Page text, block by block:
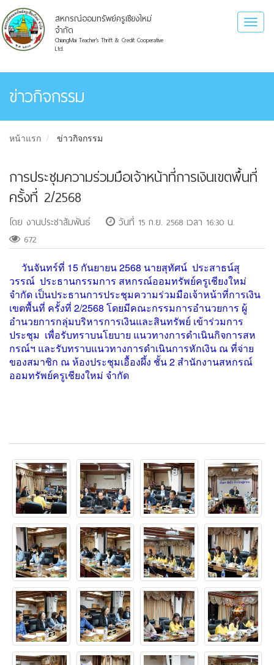
สหกรณ์ออมทรัพย์ครูเชียงใหม่
จำกัด
ChiangMai Teacher's Thrift & Credit Cooperative
Ltd.
ข่าวกิจกรรม
หน้าแรก ข่าวกิจกรรม
การประชุมความร่วมมือเจ้าหน้าที่การเงินเขตพื้นที่
ครั้งที่ 2/2568
โดย งานประชาสัมพันธ์
วันที่ 15 ก.ย. 2568 เวลา 16:30 น.
672
วันจันทร์ที่ 15 กันยายน 2568 นายสุทัศน์ ประสาธน์สุ
วรรณ์ ประธานกรรมการ สหกรณ์ออมทรัพย์ครูเชียงใหม่
จำกัด เป็นประธานการประชุมความร่วมมือเจ้าหน้าที่การเงิน
เขตพื้นที่ ครั้งที่ 2/2568 โดยมีคณะกรรมการอำนวยการ ผู้
อำนวยการกลุ่มบริหารการเงินและสินทรัพย์ เข้าร่วมการ
ประชุม เพื่อรับทราบนโยบาย แนวทางการดำเนินกิจการสห
กรณ์ฯ และรับทราบแนวทางการดำเนินการหักเงิน ณ ที่จ่าย
ของสมาชิก ณ ห้องประชุมเอื้องผึ้ง ชั้น 2 สำนักงานสหกรณ์
ออมทรัพย์ครูเชียงใหม่ จำกัด